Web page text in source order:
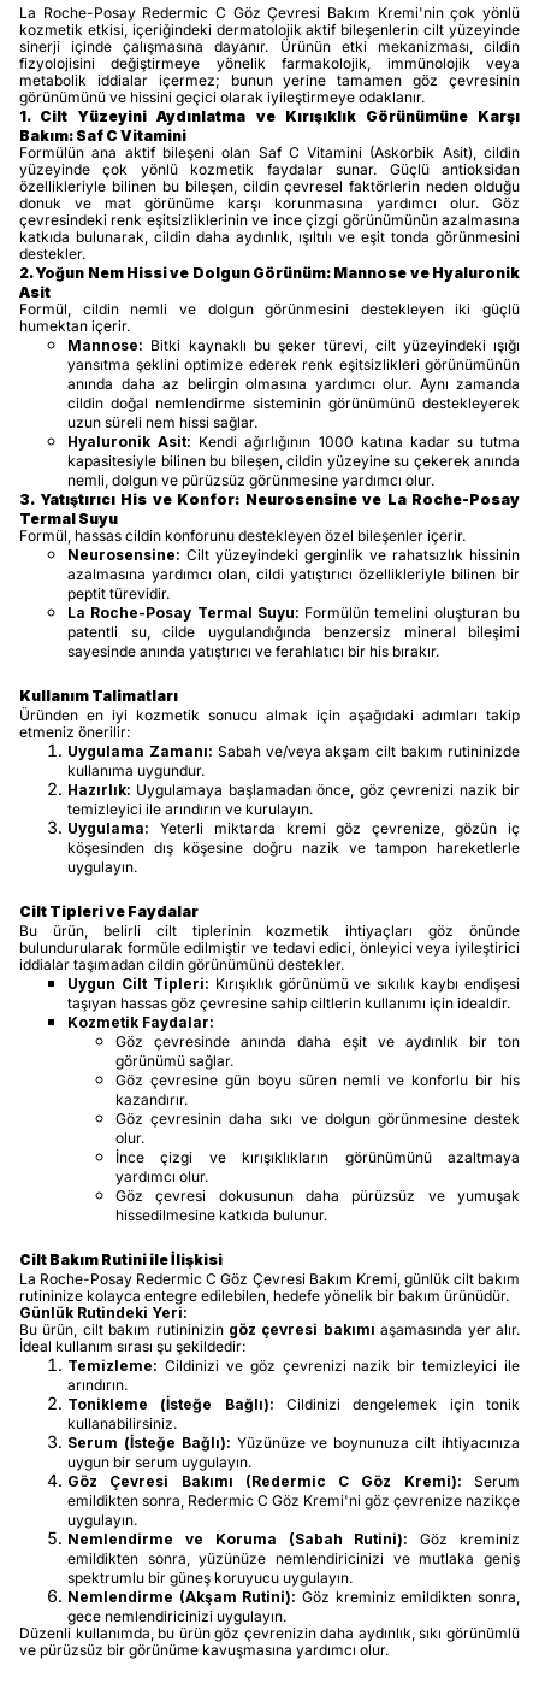
La Roche-Posay Redermic C Göz Çevresi Bakım Kremi'nin çok yönlü
kozmetik etkisi, içeriğindeki dermatolojik aktif bileşenlerin cilt yüzeyinde
sinerji içinde çalışmasına dayanır. Ürünün etki mekanizması, cildin
fizyolojisini değiştirmeye yönelik farmakolojik, immünolojik veya
metabolik iddialar içermez; bunun yerine tamamen göz çevresinin
görünümünü ve hissini geçici olarak iyileştirmeye odaklanır.
1. Cilt Yüzeyini Aydınlatma ve Kırışıklık Görünümüne Karşı
Bakım: Saf C Vitamini
Formülün ana aktif bileşeni olan Saf C Vitamini (Askorbik Asit), cildin
yüzeyinde çok yönlü kozmetik faydalar sunar. Güçlü antioksidan
özellikleriyle bilinen bu bileşen, cildin çevresel faktörlerin neden olduğu
donuk ve mat görünüme karşı korunmasına yardımcı olur. Göz
çevresindeki renk eşitsizliklerinin ve ince çizgi görünümünün azalmasına
katkıda bulunarak, cildin daha aydınlık, ışıltılı ve eşit tonda görünmesini
destekler.
2. Yoğun Nem Hissi ve Dolgun Görünüm: Mannose ve Hyaluronik
Asit
Formül, cildin nemli ve dolgun görünmesini destekleyen iki güçlü
humektan içerir.
Mannose: Bitki kaynaklı bu şeker türevi, cilt yüzeyindeki ışığı
yansıtma şeklini optimize ederek renk eşitsizlikleri görünümünün
anında daha az belirgin olmasına yardımcı olur. Aynı zamanda
cildin doğal nemlendirme sisteminin görünümünü destekleyerek
uzun süreli nem hissi sağlar.
Hyaluronik Asit: Kendi ağırlığının 1000 katına kadar su tutma
kapasitesiyle bilinen bu bileşen, cildin yüzeyine su çekerek anında
nemli, dolgun ve pürüzsüz görünmesine yardımcı olur.
3. Yatıştırıcı His ve Konfor: Neurosensine ve La Roche-Posay
Termal Suyu
Formül, hassas cildin konforunu destekleyen özel bileşenler içerir.
Neurosensine: Cilt yüzeyindeki gerginlik ve rahatsızlık hissinin
azalmasına yardımcı olan, cildi yatıştırıcı özellikleriyle bilinen bir
peptit türevidir.
La Roche-Posay Termal Suyu: Formülün temelini oluşturan bu
patentli su, cilde uygulandığında benzersiz mineral bileşimi
sayesinde anında yatıştırıcı ve ferahlatıcı bir his bırakır.
Kullanım Talimatları
Üründen en iyi kozmetik sonucu almak için aşağıdaki adımları takip
etmeniz önerilir:
Uygulama Zamanı: Sabah ve/veya akşam cilt bakım rutininizde
kullanıma uygundur.
Hazırlık: Uygulamaya başlamadan önce, göz çevrenizi nazik bir
temizleyici ile arındırın ve kurulayın.
Uygulama: Yeterli miktarda kremi göz çevrenize, gözün iç
köşesinden dış köşesine doğru nazik ve tampon hareketlerle
uygulayın.
Cilt Tipleri ve Faydalar
Bu ürün, belirli cilt tiplerinin kozmetik ihtiyaçları göz önünde
bulundurularak formüle edilmiştir ve tedavi edici, önleyici veya iyileştirici
iddialar taşımadan cildin görünümünü destekler.
Uygun Cilt Tipleri: Kırışıklık görünümü ve sıkılık kaybı endişesi
taşıyan hassas göz çevresine sahip ciltlerin kullanımı için idealdir.
Kozmetik Faydalar:
Göz çevresinde anında daha eşit ve aydınlık bir ton
görünümü sağlar.
Göz çevresine gün boyu süren nemli ve konforlu bir his
kazandırır.
Göz çevresinin daha sıkı ve dolgun görünmesine destek
olur.
İnce çizgi ve kırışıklıkların görünümünü azaltmaya
yardımcı olur.
Göz çevresi dokusunun daha pürüzsüz ve yumuşak
hissedilmesine katkıda bulunur.
Cilt Bakım Rutini ile İlişkisi
La Roche-Posay Redermic C Göz Çevresi Bakım Kremi, günlük cilt bakım
rutininize kolayca entegre edilebilen, hedefe yönelik bir bakım ürünüdür.
Günlük Rutindeki Yeri:
Bu ürün, cilt bakım rutininizin göz çevresi bakımı aşamasında yer alır.
İdeal kullanım sırası şu şekildedir:
Temizleme: Cildinizi ve göz çevrenizi nazik bir temizleyici ile
arındırın.
Tonikleme (İsteğe Bağlı): Cildinizi dengelemek için tonik
kullanabilirsiniz.
Serum (İsteğe Bağlı): Yüzünüze ve boynunuza cilt ihtiyacınıza
uygun bir serum uygulayın.
Göz Çevresi Bakımı (Redermic C Göz Kremi): Serum
emildikten sonra, Redermic C Göz Kremi'ni göz çevrenize nazikçe
uygulayın.
Nemlendirme ve Koruma (Sabah Rutini): Göz kreminiz
emildikten sonra, yüzünüze nemlendiricinizi ve mutlaka geniş
spektrumlu bir güneş koruyucu uygulayın.
Nemlendirme (Akşam Rutini): Göz kreminiz emildikten sonra,
gece nemlendiricinizi uygulayın.
Düzenli kullanımda, bu ürün göz çevrenizin daha aydınlık, sıkı görünümlü
ve pürüzsüz bir görünüme kavuşmasına yardımcı olur.